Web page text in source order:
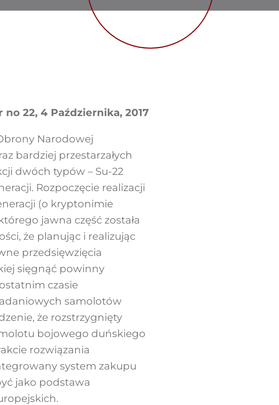
22, 4 Października, 2017
Narodowej
bardziej przestarzałych
dwóch typów – Su-22
Rozpoczęcie realizacji
(o kryptonimie
jawna część została
że planując i realizując
przedsięwzięcia
sięgnąć powinny
czasie
samolotów
że rozstrzygnięty
bojowego duńskiego
rozwiązania
system zakupu
jako podstawa